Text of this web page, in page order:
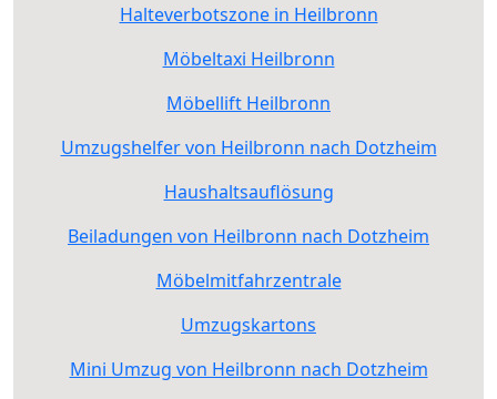
Halteverbotszone in Heilbronn
Möbeltaxi Heilbronn
Möbellift Heilbronn
Umzugshelfer von Heilbronn nach Dotzheim
Haushaltsauflösung
Beiladungen von Heilbronn nach Dotzheim
Möbelmitfahrzentrale
Umzugskartons
Mini Umzug von Heilbronn nach Dotzheim